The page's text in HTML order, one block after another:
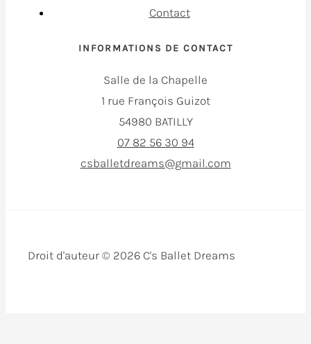
Contact
INFORMATIONS DE CONTACT
Salle de la Chapelle
1 rue François Guizot
54980 BATILLY
07 82 56 30 94
csballetdreams@gmail.com
Droit d'auteur © 2026 C's Ballet Dreams